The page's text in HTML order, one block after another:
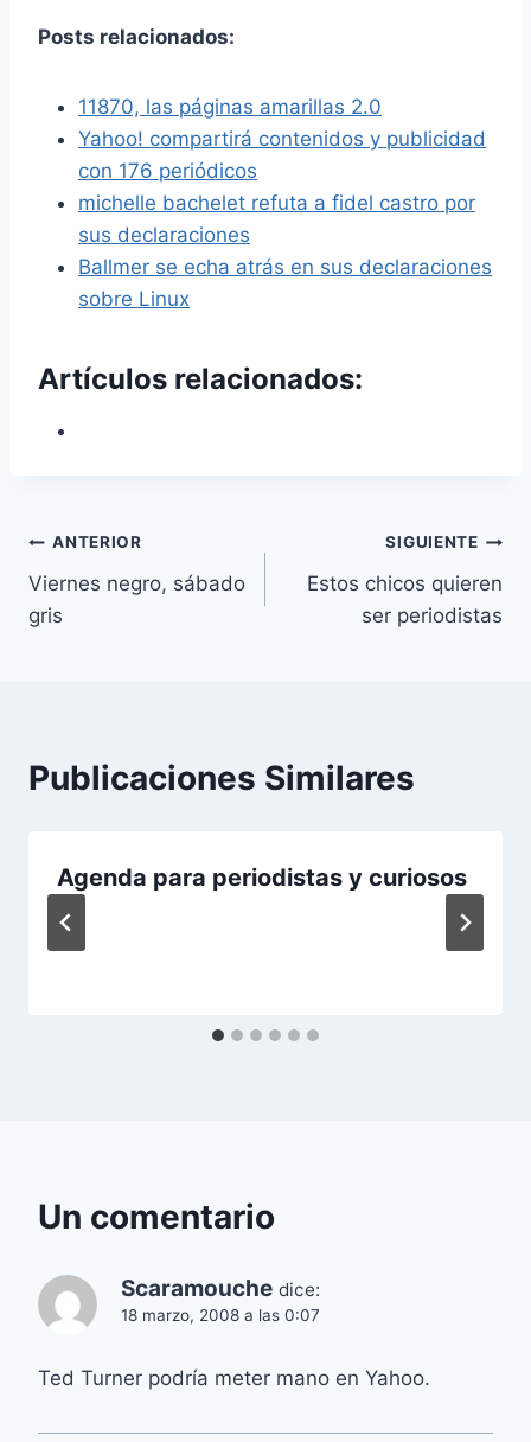
Posts relacionados:
11870, las páginas amarillas 2.0
Yahoo! compartirá contenidos y publicidad
con 176 periódicos
michelle bachelet refuta a fidel castro por
sus declaraciones
Ballmer se echa atrás en sus declaraciones
sobre Linux
Artículos relacionados:
Navegación
de
ANTERIOR
Viernes negro, sábado
gris
SIGUIENTE
Estos chicos quieren
ser periodistas
Publicaciones Similares
Agenda para periodistas y curiosos
Un comentario
Scaramouche dice:
18 marzo, 2008 a las 0:07
Ted Turner podría meter mano en Yahoo.